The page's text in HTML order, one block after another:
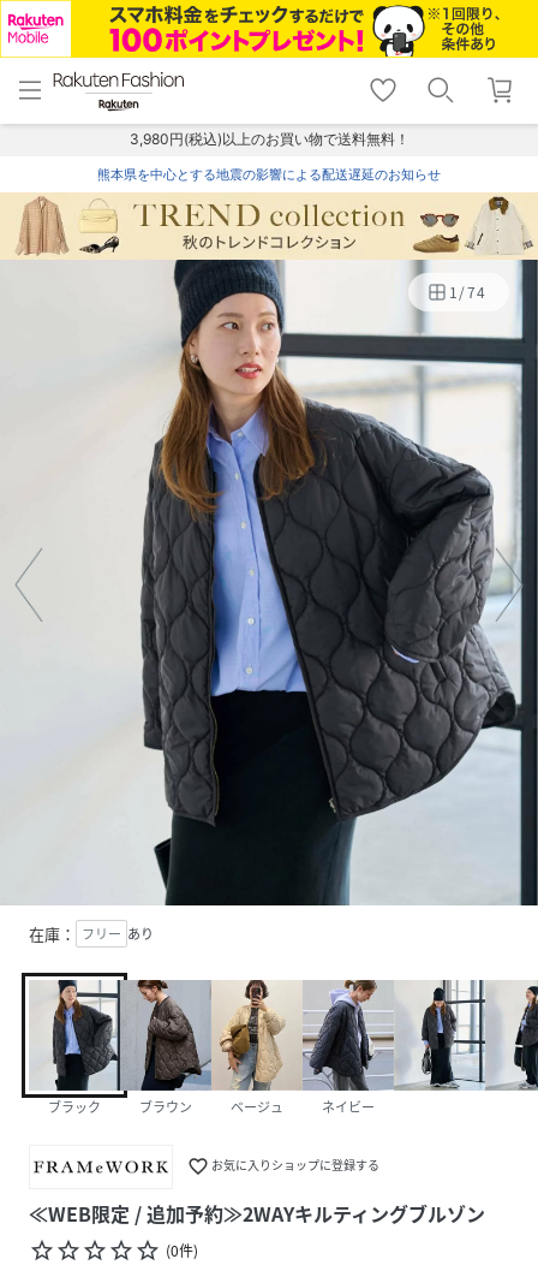
menu home
トップ
shopping_cart lock_outline
ログイン
3,980円(税込)以上のお買い物で送料無料！
熊本県を中心とする地震の影響による配送遅延のお知らせ
1/74
在庫： フリー あり
ブラック ブラウン ベージュ ネイビー
favorite_border お気に入りショップに登録する
≪WEB限定 / 追加予約≫2WAYキルティングブルゾン
star_borderstar_borderstar_borderstar_borderstar_border (0件)